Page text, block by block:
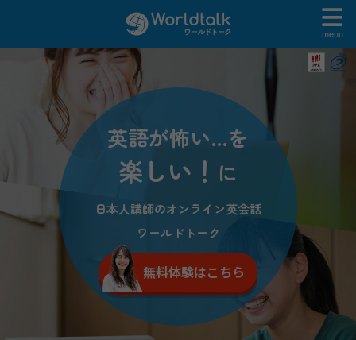
menu
英語が怖い…を
楽しい！ に
日本人講師のオンライン英会話
ワールドトーク
無料体験はこちら